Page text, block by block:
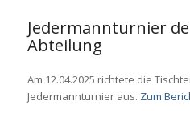
Jedermannturnier
Abteilung
Am 12.04.2025 richtete die
Jedermannturnier aus. Zum